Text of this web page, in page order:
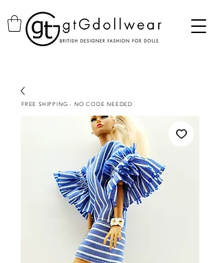
FREE SHIPPING - NO CODE NEEDED